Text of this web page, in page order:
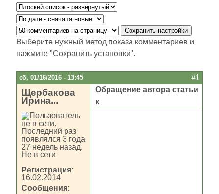
Выберите нужный метод показа комментариев и
нажмите "Сохранить установки".
сб, 01/16/2016 - 13:45 #1
Щербакова
Ирина...
Не в сети
Регистрация:
16.02.2014
Сообщения:
Обращение автора статьи
к